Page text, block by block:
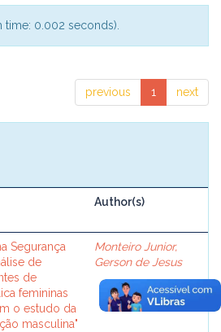
time: 0.002 seconds).
previous 1 next
Author(s)
Segurança
de
de
femininas
o estudo da
masculina"
Monteiro Junior,
Gerson de Jesus